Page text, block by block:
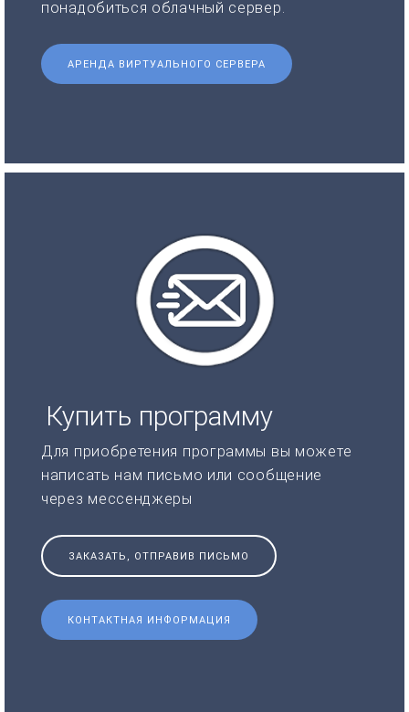
понадобиться облачный сервер.
АРЕНДА ВИРТУАЛЬНОГО СЕРВЕРА
Купить программу
Для приобретения программы вы можете
написать нам письмо или сообщение
через мессенджеры
ЗАКАЗАТЬ, ОТПРАВИВ ПИСЬМО
КОНТАКТНАЯ ИНФОРМАЦИЯ